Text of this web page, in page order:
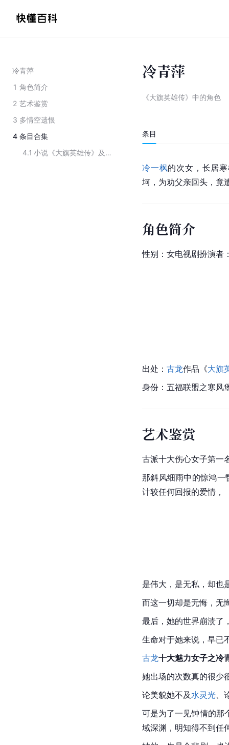
冷青萍
1 角色简介
2 艺术鉴赏
3 多情空遗恨
4 条目合集
4.1
小说《大旗英雄传》及其衍生品中的角色
冷青萍
《大旗英雄传》中的角色
条目
冷一枫的次女，长居
坷，为劝父亲回头，竟
角色简介
性别：女电视剧扮演者
出处： 古龙作品《大旗
身份：五福联盟之寒风
艺术鉴赏
古派十大伤心女子第一
那斜风细雨中的惊鸿一
计较任何回报的爱情，
是伟大，是无私，却也
而这一切却是无悔，无
最后，她的世界崩溃了
生命对于她来说，早已
古龙十大魅力女子之冷
她出场的次数真的很少
论美貌她不及 水灵光
可是为了一见钟情的那
域深渊，明知得不到任